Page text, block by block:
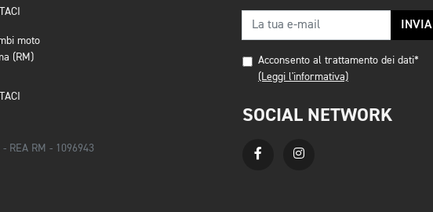
moto
(RM)
REA RM - 1096943
INVIA
Acconsento al trattamento dei dati*
(Leggi l'informativa)
SOCIAL NETWORK